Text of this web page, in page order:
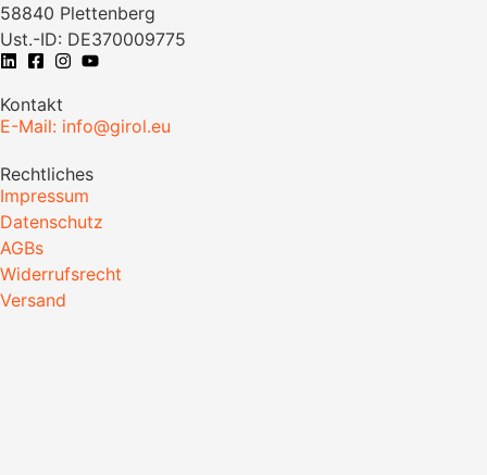
58840 Plettenberg
Ust.-ID: DE370009775
Kontakt
E-Mail: info@girol.eu
Rechtliches
Impressum
Datenschutz
AGBs
Widerrufsrecht
Versand